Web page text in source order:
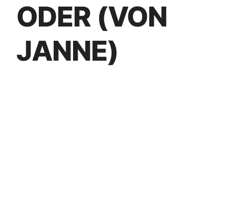
ODER (VON
JANNE)